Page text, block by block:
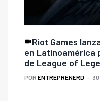
Riot Games
en Latinoamérica
de League of
POR ENTREPRENERD